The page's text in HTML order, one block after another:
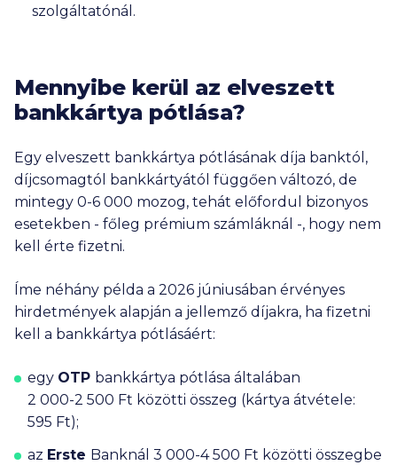
szolgáltatónál.
Mennyibe kerül az elveszett
bankkártya pótlása?
Egy elveszett bankkártya pótlásának díja banktól,
díjcsomagtól bankkártyától függően változó, de
mintegy 0-6 000 mozog, tehát előfordul bizonyos
esetekben - főleg prémium számláknál -, hogy nem
kell érte fizetni.
Íme néhány példa a 2026 júniusában érvényes
hirdetmények alapján a jellemző díjakra, ha fizetni
kell a bankkártya pótlásáért:
egy OTP bankkártya pótlása általában
2 000-2 500 Ft közötti összeg (kártya átvétele:
595 Ft);
az Erste Banknál 3 000-4 500 Ft közötti összegbe